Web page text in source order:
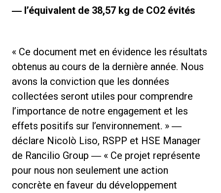
― l’équivalent de 38,57 kg de CO2 évités
« Ce document met en évidence les résultats
obtenus au cours de la dernière année. Nous
avons la conviction que les données
collectées seront utiles pour comprendre
l’importance de notre engagement et les
effets positifs sur l’environnement. » ―
déclare Nicolò Liso, RSPP et HSE Manager
de Rancilio Group ― « Ce projet représente
pour nous non seulement une action
concrète en faveur du développement